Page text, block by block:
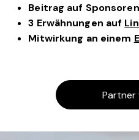
Beitrag auf
3 Erwähnungen auf
Mitwirkung an einem
Partner